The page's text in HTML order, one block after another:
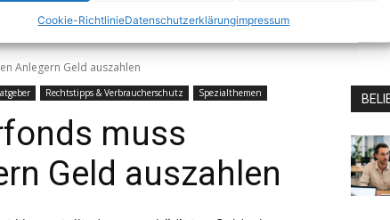
Cookie-RichtlinieDatenschutzerklärungimpressum